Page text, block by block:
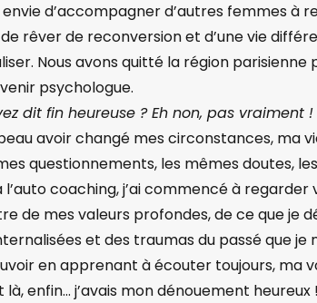
d’accompagner d’autres femmes à
rêver de reconversion et d’une vie
Nous avons quitté la région
psychologue.
dit fin heureuse ? Eh non, pas vraiment !
avoir changé mes circonstances, ma
questionnements, les mêmes doutes,
l’auto coaching, j’ai commencé à regarder
de mes valeurs profondes, de ce que je
et des traumas du passé que
en apprenant à écouter toujours, ma
là, enfin… j’avais mon dénouement